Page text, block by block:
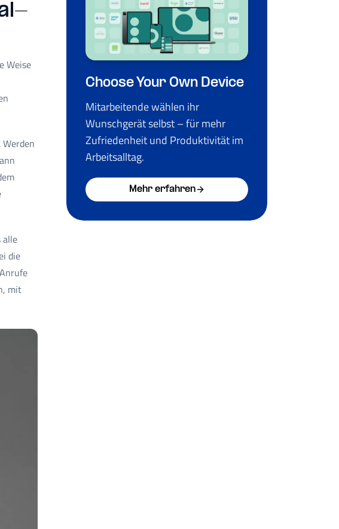
Weise
alle
die
mit
Choose Your Own Device
Mitarbeitende wählen ihr
Wunschgerät selbst – für mehr
Zufriedenheit und Produktivität im
Arbeitsalltag.
Mehr erfahren